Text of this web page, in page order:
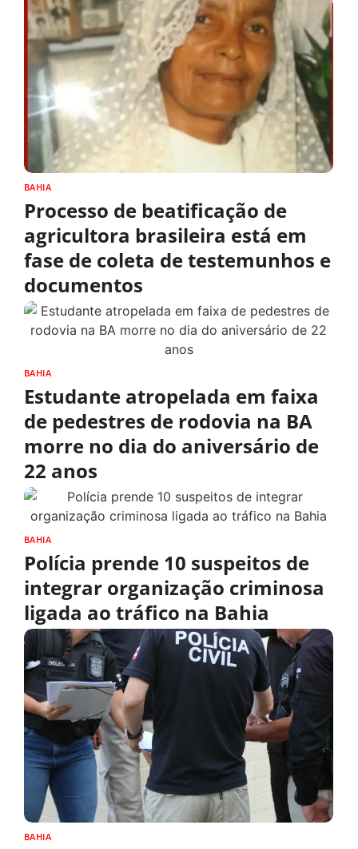
BAHIA
Processo de beatificação de
agricultora brasileira está em
fase de coleta de testemunhos e
documentos
BAHIA
Estudante atropelada em faixa
de pedestres de rodovia na BA
morre no dia do aniversário de
22 anos
BAHIA
Polícia prende 10 suspeitos de
integrar organização criminosa
ligada ao tráfico na Bahia
BAHIA